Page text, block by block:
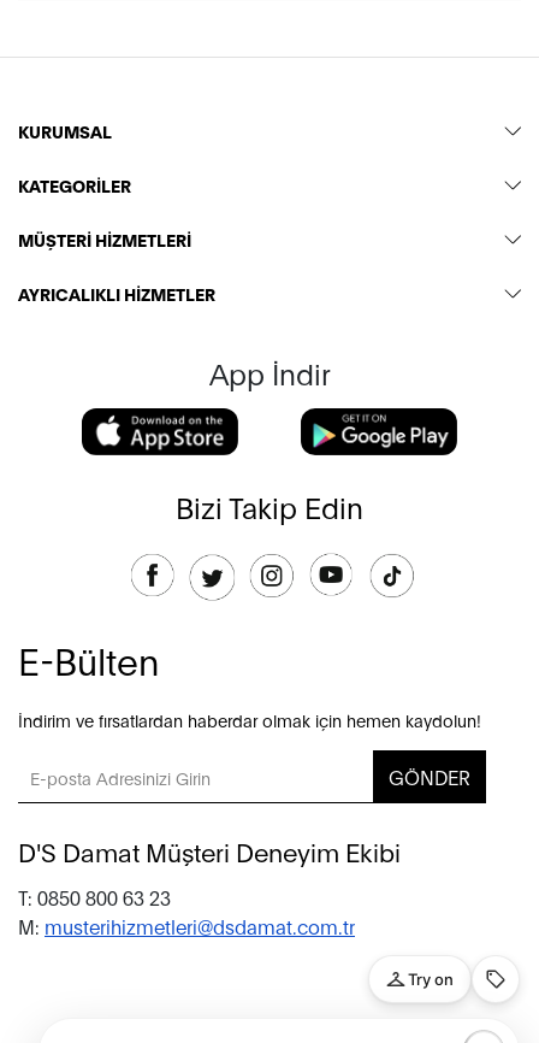
KURUMSAL
KATEGORİLER
MÜŞTERİ HİZMETLERİ
AYRICALIKLI HİZMETLER
App İndir
Bizi Takip Edin
E-Bülten
İndirim ve fırsatlardan haberdar olmak için hemen kaydolun!
GÖNDER
D'S Damat Müşteri Deneyim Ekibi
T: 0850 800 63 23
M: musterihizmetleri@dsdamat.com.tr